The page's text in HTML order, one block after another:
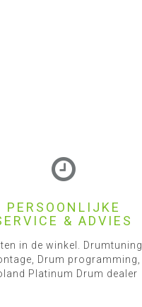
PERSOONLIJKE
& ADVIES
in de winkel. Drumtuning,
Drum programming,
Platinum Drum dealer